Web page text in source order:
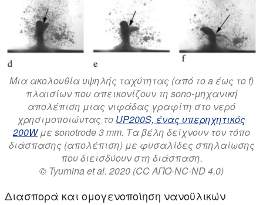
Μια ακολουθία υψηλής ταχύτητας (από το a έως το f)
πλαισίων που απεικονίζουν τη sono-μηχανική
απολέπιση μιας νιφάδας γραφίτη στο νερό
χρησιμοποιώντας το UP200S, ένας υπερηχητικός
200Wμε sonotrode 3 mm. Τα βέλη δείχνουν τον τόπο
διάσπασης (απολέπιση) με φυσαλίδες σπηλαίωσης
που διεισδύουν στη διάσπαση.
© Tyurnina et al. 2020 (CC ΑΠΌ-NC-ND 4.0)
Διασπορά και ομογενοποίηση νανοϋλικών